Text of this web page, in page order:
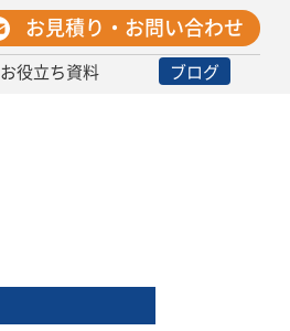
お役立ち資料 ブログ
お見積り・お問い合わせ